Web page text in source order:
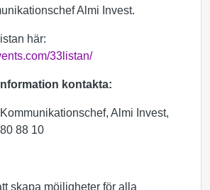
Almi Invest.
här:
33listan/
kontakta:
Almi Invest,
88 10
skapa möjligheter för alla